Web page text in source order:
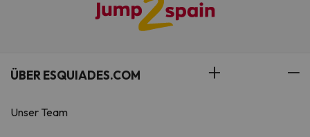
ÜBER ESQUIADES.COM
Unser Team